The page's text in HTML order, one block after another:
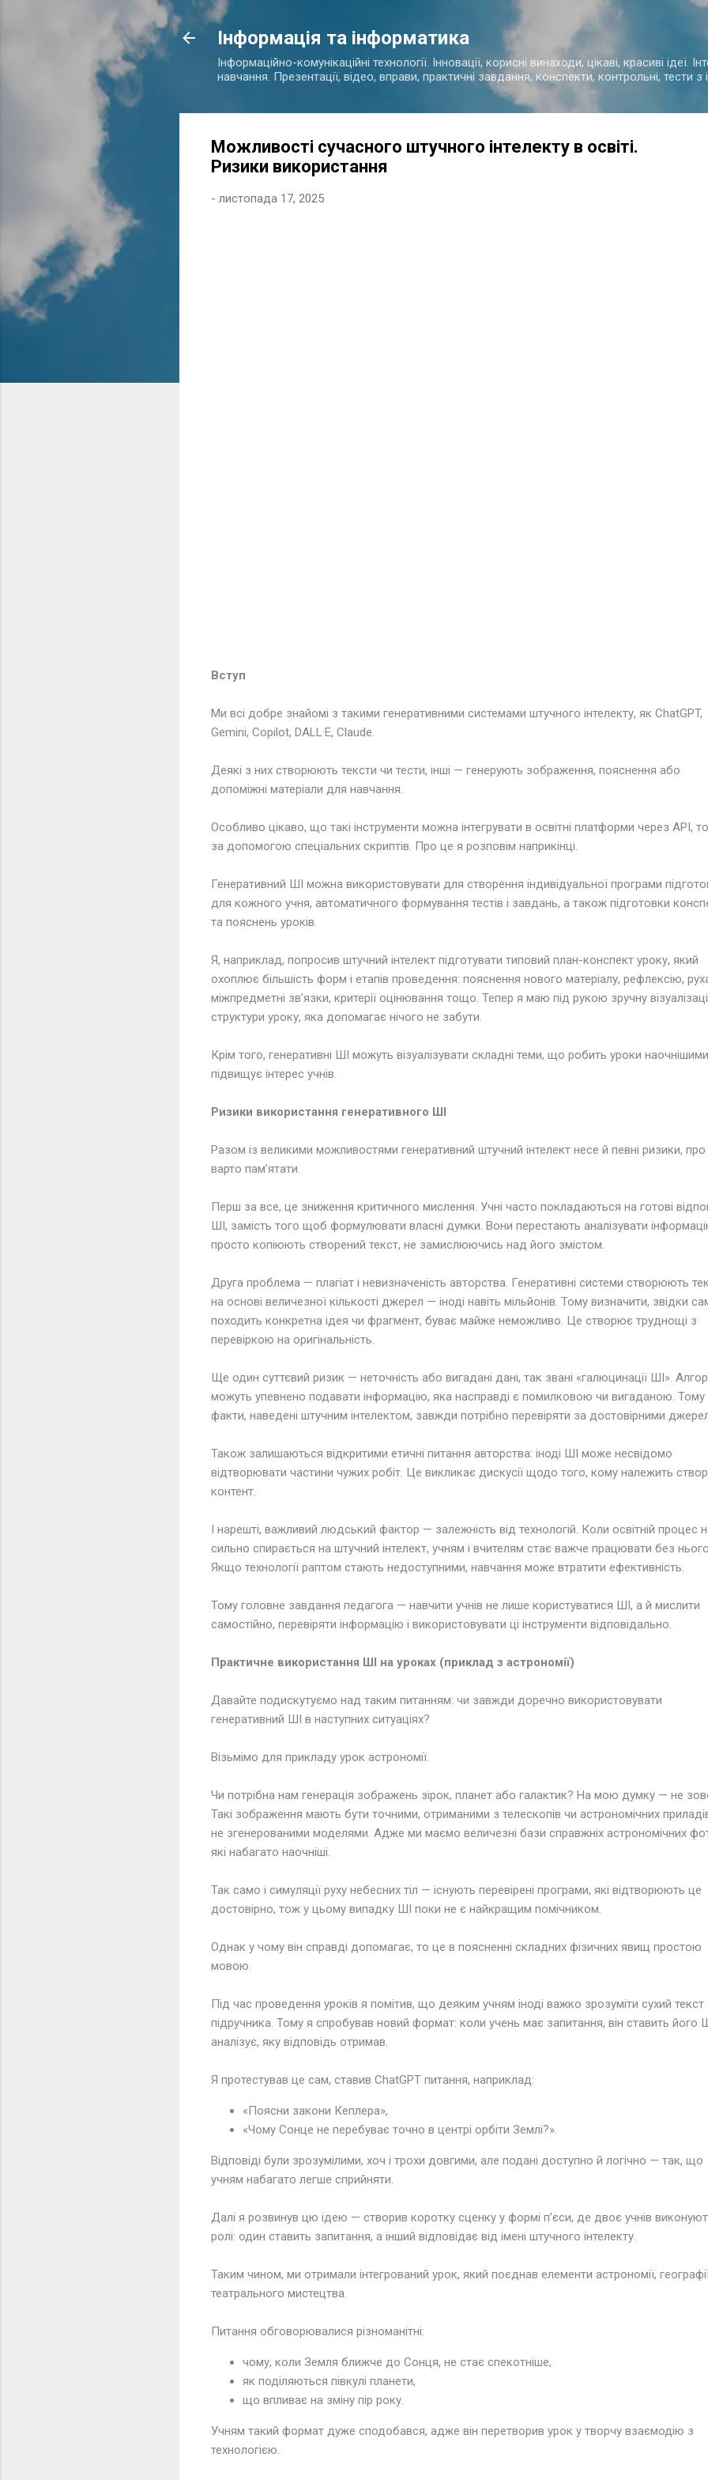
Перейти до основного вмісту
Інформація та інформатика
Інформаційно-комунікаційні технології. Інновації, корисні винаходи, цікаві, красиві ідеї.
навчання. Презентації, відео, вправи, практичні завдання, конспекти, контрольні, тести
Можливості сучасного штучного інтелекту в освіті.
Ризики використання
- листопада 17, 2025
Вступ
Ми всі добре знайомі з такими генеративними системами штучного інтелекту, як ChatGPT,
Gemini, Copilot, DALL·E, Claude.
Деякі з них створюють тексти чи тести, інші — генерують зображення, пояснення або
допоміжні матеріали для навчання.
Особливо цікаво, що такі інструменти можна інтегрувати в освітні платформи через API,
за допомогою спеціальних скриптів. Про це я розповім наприкінці.
Генеративний ШІ можна використовувати для створення індивідуальної програми
для кожного учня, автоматичного формування тестів і завдань, а також підготовки
та пояснень уроків.
Я, наприклад, попросив штучний інтелект підготувати типовий план-конспект уроку, який
охоплює більшість форм і етапів проведення: пояснення нового матеріалу, рефлексію,
міжпредметні зв’язки, критерії оцінювання тощо. Тепер я маю під рукою зручну
структури уроку, яка допомагає нічого не забути.
Крім того, генеративні ШІ можуть візуалізувати складні теми, що робить уроки
підвищує інтерес учнів.
Ризики використання генеративного ШІ
Разом із великими можливостями генеративний штучний інтелект несе й певні ризики, про
варто пам’ятати.
Перш за все, це зниження критичного мислення. Учні часто покладаються на готові
ШІ, замість того щоб формулювати власні думки. Вони перестають аналізувати
просто копіюють створений текст, не замислюючись над його змістом.
Друга проблема — плагіат і невизначеність авторства. Генеративні системи створюють
на основі величезної кількості джерел — іноді навіть мільйонів. Тому визначити, звідки
походить конкретна ідея чи фрагмент, буває майже неможливо. Це створює труднощі з
перевіркою на оригінальність.
Ще один суттєвий ризик — неточність або вигадані дані, так звані «галюцинації ШІ».
можуть упевнено подавати інформацію, яка насправді є помилковою чи вигаданою. Тому
факти, наведені штучним інтелектом, завжди потрібно перевіряти за достовірними
Також залишаються відкритими етичні питання авторства: іноді ШІ може несвідомо
відтворювати частини чужих робіт. Це викликає дискусії щодо того, кому належить
контент.
І нарешті, важливий людський фактор — залежність від технологій. Коли освітній процес
сильно спирається на штучний інтелект, учням і вчителям стає важче працювати без нього.
Якщо технології раптом стають недоступними, навчання може втратити ефективність.
Тому головне завдання педагога — навчити учнів не лише користуватися ШІ, а й мислити
самостійно, перевіряти інформацію і використовувати ці інструменти відповідально.
Практичне використання ШІ на уроках (приклад з астрономії)
Давайте подискутуємо над таким питанням: чи завжди доречно використовувати
генеративний ШІ в наступних ситуаціях?
Візьмімо для прикладу урок астрономії.
Чи потрібна нам генерація зображень зірок, планет або галактик? На мою думку — не
Такі зображення мають бути точними, отриманими з телескопів чи астрономічних
не згенерованими моделями. Адже ми маємо величезні бази справжніх астрономічних
які набагато наочніші.
Так само і симуляції руху небесних тіл — існують перевірені програми, які відтворюють це
достовірно, тож у цьому випадку ШІ поки не є найкращим помічником.
Однак у чому він справді допомагає, то це в поясненні складних фізичних явищ простою
мовою.
Під час проведення уроків я помітив, що деяким учням іноді важко зрозуміти сухий текст
підручника. Тому я спробував новий формат: коли учень має запитання, він ставить його
аналізує, яку відповідь отримав.
Я протестував це сам, ставив ChatGPT питання, наприклад:
«Поясни закони Кеплера»,
«Чому Сонце не перебуває точно в центрі орбіти Землі?».
Відповіді були зрозумілими, хоч і трохи довгими, але подані доступно й логічно — так, що
учням набагато легше сприйняти.
Далі я розвинув цю ідею — створив коротку сценку у формі п’єси, де двоє учнів
ролі: один ставить запитання, а інший відповідає від імені штучного інтелекту.
Таким чином, ми отримали інтегрований урок, який поєднав елементи астрономії,
театрального мистецтва.
Питання обговорювалися різноманітні:
чому, коли Земля ближче до Сонця, не стає спекотніше,
як поділяються півкулі планети,
що впливає на зміну пір року.
Учням такий формат дуже сподобався, адже він перетворив урок у творчу взаємодію з
технологією.